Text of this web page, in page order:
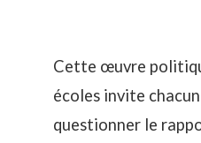
Cette œuvre
écoles invite
questionner le